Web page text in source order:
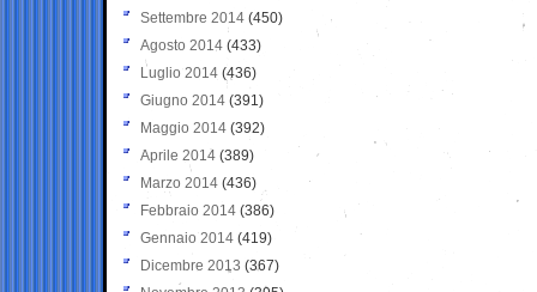
Settembre 2014 (450)
Agosto 2014 (433)
Luglio 2014 (436)
Giugno 2014 (391)
Maggio 2014 (392)
Aprile 2014 (389)
Marzo 2014 (436)
Febbraio 2014 (386)
Gennaio 2014 (419)
Dicembre 2013 (367)